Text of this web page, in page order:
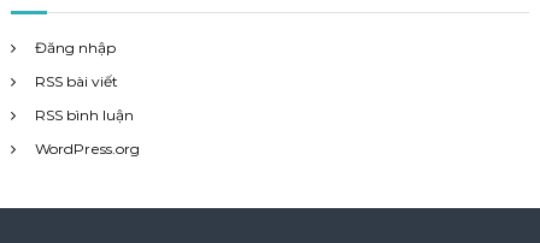
Đăng nhập
RSS bài viết
RSS bình luận
WordPress.org